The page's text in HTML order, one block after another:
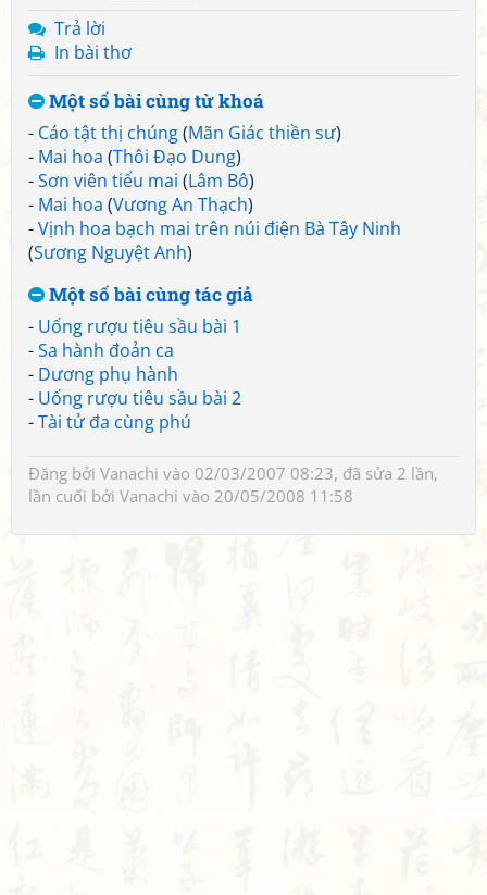
Trả lời
In bài thơ
Một số bài cùng từ khoá
- Cáo tật thị chúng(Mãn Giác thiền sư)
- Mai hoa (Thôi Đạo Dung)
-Sơn viên tiểu mai (Lâm Bô)
- Mai hoa (Vương An Thạch)
-Vịnh hoa bạch mai trên núi điện Bà Tây Ninh
(Sương Nguyệt Anh)
Một số bài cùng tác giả
- Uống rượu tiêu sầu bài 1
-Sa hành đoản ca
- Dương phụ hành
- Uống rượu tiêu sầu bài 2
-Tài tử đa cùng phú
Đăng bởi Vanachi vào 02/03/2007 08:23, đã sửa 2 lần,
lần cuối bởi Vanachi vào 20/05/2008 11:58